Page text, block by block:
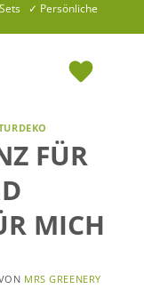
✓ Persönliche
FÜR
MICH
MRS GREENERY